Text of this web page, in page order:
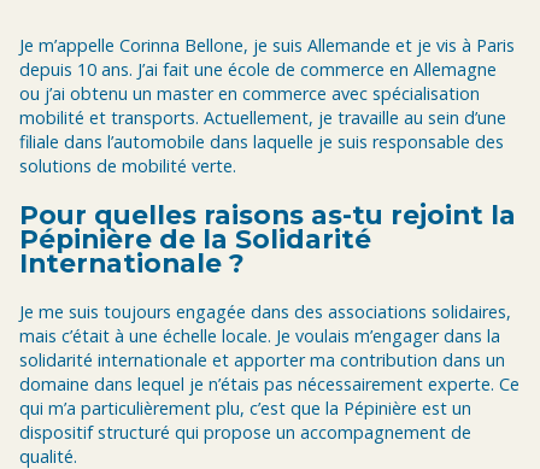
Je m’appelle Corinna Bellone, je suis Allemande et je vis à Paris
depuis 10 ans. J’ai fait une école de commerce en Allemagne
ou j’ai obtenu un master en commerce avec spécialisation
mobilité et transports. Actuellement, je travaille au sein d’une
filiale dans l’automobile dans laquelle je suis responsable des
solutions de mobilité verte.
Pour quelles raisons as-tu rejoint la
Pépinière de la Solidarité
Internationale ?
Je me suis toujours engagée dans des associations solidaires,
mais c’était à une échelle locale. Je voulais m’engager dans la
solidarité internationale et apporter ma contribution dans un
domaine dans lequel je n’étais pas nécessairement experte. Ce
qui m’a particulièrement plu, c’est que la Pépinière est un
dispositif structuré qui propose un accompagnement de
qualité.